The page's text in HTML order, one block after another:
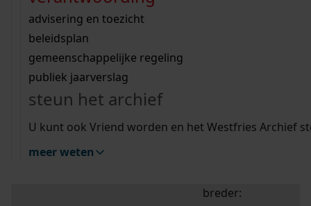
bouwvergunningen
omgevingsvergunningen
vergunningen
beeld en geluid
uitleg nodig?
Wij helpen u op weg met een aantal zoektips.
bekijk alle zoektips
Wij helpen u op weg met een aantal zoektips.
bekijk alle zoektips
bekijk ons geschiedenislokaal
advisering en toezicht
beleidsplan
gemeenschappelijke regeling
publiek jaarverslag
steun het archief
U kunt ook Vriend worden en het Westfries Archief
meer weten
zoektips
Mijn Studiezaal (inloggen)
uw zoekopdracht te
breder: